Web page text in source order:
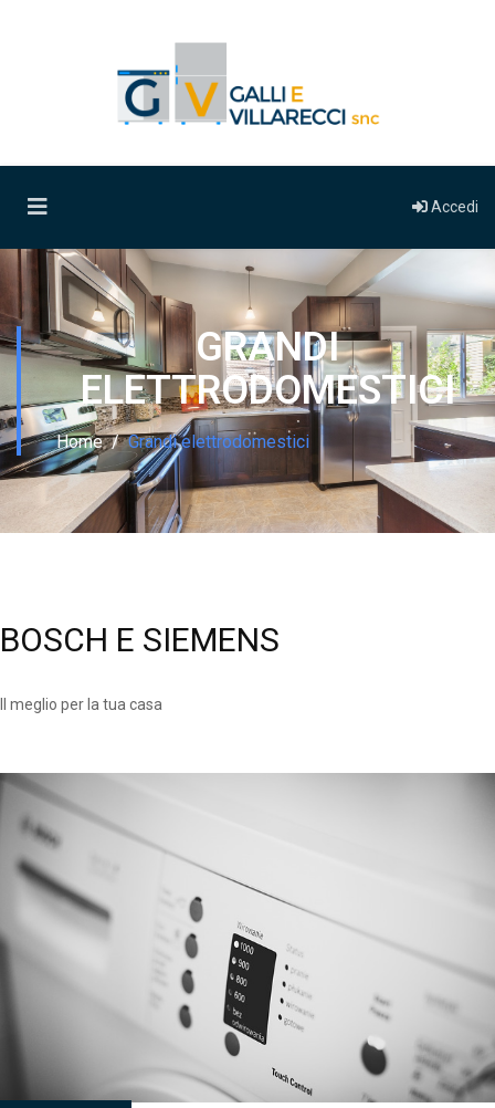
Accedi
GRANDI
ELETTRODOMESTICI
Home Grandi elettrodomestici
BOSCH E SIEMENS
Il meglio per la tua casa